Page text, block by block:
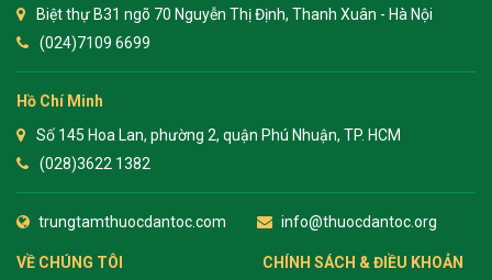
Biệt thự B31 ngõ 70 Nguyễn Thị Định, Thanh Xuân - Hà Nội
(024)7109 6699
Hồ Chí Minh
Số 145 Hoa Lan, phường 2, quận Phú Nhuận, TP. HCM
(028)3622 1382
trungtamthuocdantoc.com info@thuocdantoc.org
VỀ CHÚNG TÔI CHÍNH SÁCH & ĐIỀU KHOẢN